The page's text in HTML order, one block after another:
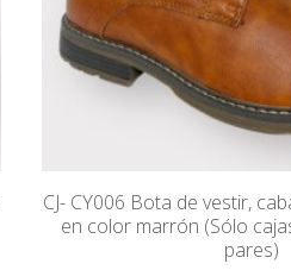
CJ- CY006 Bota de vestir,
en color marrón (Sólo
pares)